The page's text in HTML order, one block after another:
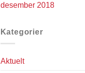
desember 2018
Kategorier
Aktuelt